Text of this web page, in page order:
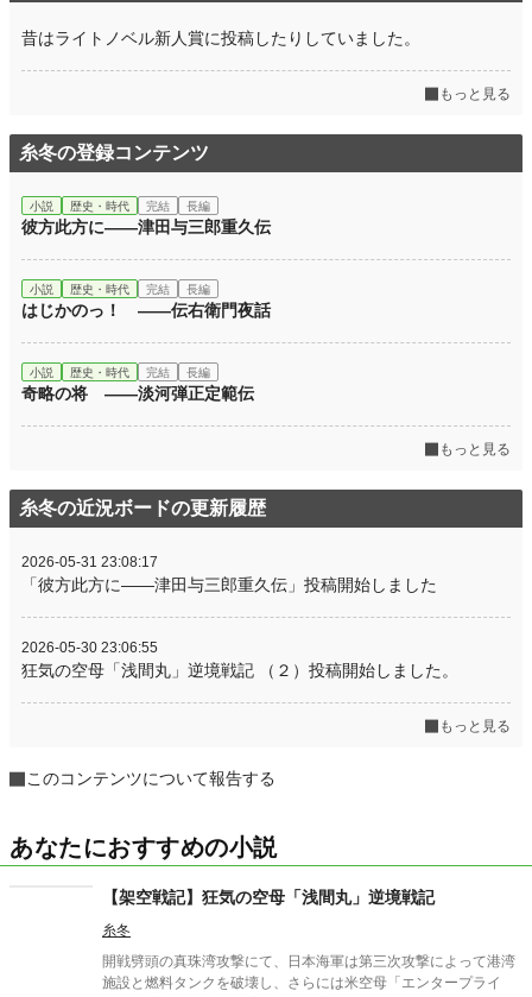
昔はライトノベル新人賞に投稿したりしていました。
もっと見る
糸冬の登録コンテンツ
小説 歴史・時代 完結 長編
彼方此方に――津田与三郎重久伝
小説 歴史・時代 完結 長編
はじかのっ！ ――伝右衛門夜話
小説 歴史・時代 完結 長編
奇略の将 ――淡河弾正定範伝
もっと見る
糸冬の近況ボードの更新履歴
2026-05-31 23:08:17
「彼方此方に――津田与三郎重久伝」投稿開始しました
2026-05-30 23:06:55
狂気の空母「浅間丸」逆境戦記 （２）投稿開始しました。
もっと見る
このコンテンツについて報告する
あなたにおすすめの小説
【架空戦記】狂気の空母「浅間丸」逆境戦記
糸冬
開戦劈頭の真珠湾攻撃にて、日本海軍は第三次攻撃によって港湾
施設と燃料タンクを破壊し、さらには米空母「エンタープライ